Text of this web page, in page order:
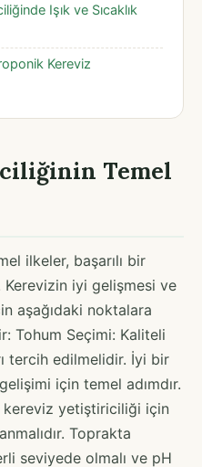
Işık ve Sıcaklık
Kereviz
Temel
ilkeler, başarılı bir
iyi gelişmesi ve
aşağıdaki noktalara
Tohum Seçimi: Kaliteli
tercih edilmelidir. İyi bir
için temel adımdır.
kereviz yetiştiriciliği için
Toprakta
seviyede olmalı ve pH